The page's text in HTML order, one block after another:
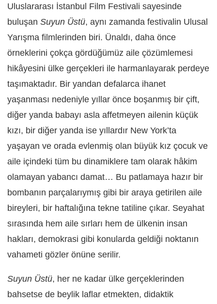
Uluslararası İstanbul Film Festivali sayesinde
buluşan Suyun Üstü, aynı zamanda festivalin Ulusal
Yarışma filmlerinden biri. Ünaldı, daha önce
örneklerini çokça gördüğümüz aile çözümlemesi
hikâyesini ülke gerçekleri ile harmanlayarak perdeye
taşımaktadır. Bir yandan defalarca ihanet
yaşanması nedeniyle yıllar önce boşanmış bir çift,
diğer yanda babayı asla affetmeyen ailenin küçük
kızı, bir diğer yanda ise yıllardır New York’ta
yaşayan ve orada evlenmiş olan büyük kız çocuk ve
aile içindeki tüm bu dinamiklere tam olarak hâkim
olamayan yabancı damat… Bu patlamaya hazır bir
bombanın parçalarıymış gibi bir araya getirilen aile
bireyleri, bir haftalığına tekne tatiline çıkar. Seyahat
sırasında hem aile sırları hem de ülkenin insan
hakları, demokrasi gibi konularda geldiği noktanın
vahameti gözler önüne serilir.
Suyun Üstü, her ne kadar ülke gerçeklerinden
bahsetse de beylik laflar etmekten, didaktik